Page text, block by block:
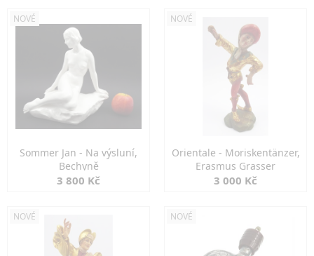
NOVÉ
Sommer Jan - Na výsluní,
Bechyně
3 800 Kč
NOVÉ
Orientale - Moriskentänzer,
Erasmus Grasser
3 000 Kč
NOVÉ NOVÉ